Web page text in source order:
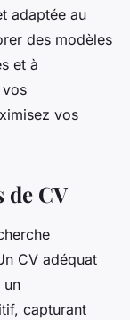
adaptée au
des modèles
et à
vos
CV
CV adéquat
un
capturant